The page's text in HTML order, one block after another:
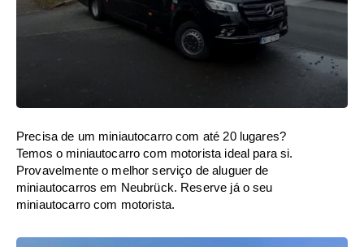
Precisa de um miniautocarro com até 20 lugares?
Temos o miniautocarro com motorista ideal para si.
Provavelmente o melhor serviço de aluguer de
miniautocarros em Neubrück. Reserve já o seu
miniautocarro com motorista.